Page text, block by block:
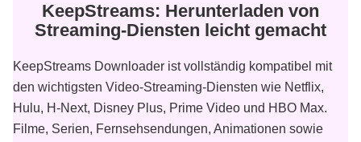
KeepStreams: Herunterladen von
Streaming-Diensten leicht gemacht
KeepStreams Downloader ist vollständig kompatibel mit
den wichtigsten Video-Streaming-Diensten wie Netflix,
Hulu, H-Next, Disney Plus, Prime Video und HBO Max.
Filme, Serien, Fernsehsendungen, Animationen sowie